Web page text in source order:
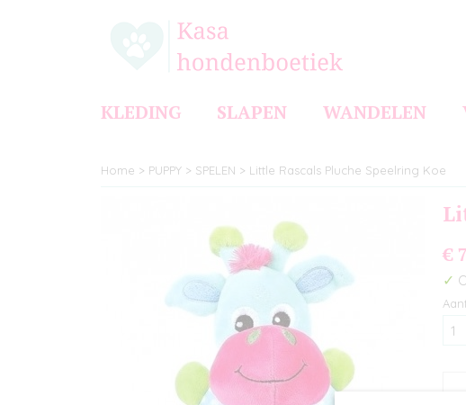
KLEDING SLAPEN WANDELEN
Home > PUPPY > SPELEN > Little Rascals Pluche Speelring Koe
€
✓